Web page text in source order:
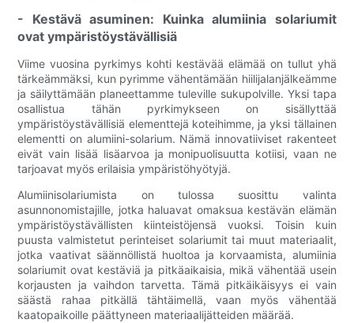
- Kestävä asuminen: Kuinka alumiinia solariumit
ovat ympäristöystävällisiä
Viime vuosina pyrkimys kohti kestävää elämää on tullut yhä
tärkeämmäksi, kun pyrimme vähentämään hiilijalanjälkeämme
ja säilyttämään planeettamme tuleville sukupolville. Yksi tapa
osallistua tähän pyrkimykseen on sisällyttää
ympäristöystävällisiä elementtejä koteihimme, ja yksi tällainen
elementti on alumiini-solarium. Nämä innovatiiviset rakenteet
eivät vain lisää lisäarvoa ja monipuolisuutta kotiisi, vaan ne
tarjoavat myös erilaisia ​​ympäristöhyötyjä.
Alumiinisolariumista on tulossa suosittu valinta
asunnonomistajille, jotka haluavat omaksua kestävän elämän
ympäristöystävällisten kiinteistöjensä vuoksi. Toisin kuin
puusta valmistetut perinteiset solariumit tai muut materiaalit,
jotka vaativat säännöllistä huoltoa ja korvaamista, alumiinia
solariumit ovat kestäviä ja pitkäaikaisia, mikä vähentää usein
korjausten ja vaihdon tarvetta. Tämä pitkäikäisyys ei vain
säästä rahaa pitkällä tähtäimellä, vaan myös vähentää
kaatopaikoille päättyneen materiaalijätteiden määrää.